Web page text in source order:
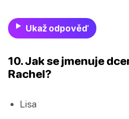
Ukaž odpověď
10. Jak se jmenuje
Rachel?
Lisa